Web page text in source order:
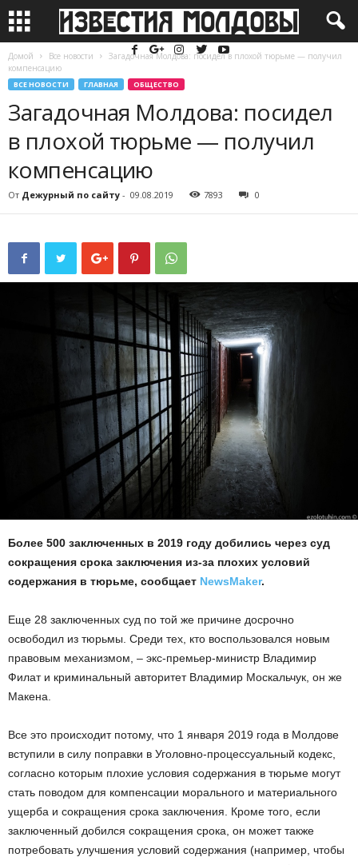
Домой Все новости
Загадочная Молдова: посидел в плохой тюрьме — получил
компенсацию
ВСЕ НОВОСТИ ГЛАВНАЯ ОБЩЕСТВО
Загадочная Молдова: посидел
в плохой тюрьме — получил
компенсацию
От Дежурный по сайту - 09.08.2019 7893 0
Более 500 заключенных в 2019 году добились через суд
сокращения срока заключения из-за плохих условий
содержания в тюрьме, сообщает NewsMaker.
Еще 28 заключенных суд по той же причине досрочно
освободил из тюрьмы. Среди тех, кто воспользовался новым
правовым механизмом, – экс-премьер-министр Владимир
Филат и криминальный авторитет Владимир Москальчук, он же
Макена.
Все это происходит потому, что 1 января 2019 года в Молдове
вступили в силу поправки в Уголовно-процессуальный кодекс,
согласно которым плохие условия содержания в тюрьме могут
стать поводом для компенсации морального и материального
ущерба и сокращения срока заключения. Кроме того, если
заключенный добился сокращения срока, он может также
потребовать улучшения условий содержания (например, чтобы